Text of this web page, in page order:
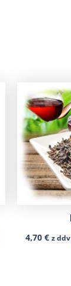
4,70 € z ddv